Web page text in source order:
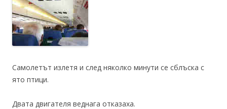
Самолетът излетя и след няколко минути се сблъска с
ято птици.
Двата двигателя веднага отказаха.